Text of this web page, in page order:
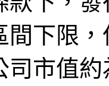
間下限
司市值